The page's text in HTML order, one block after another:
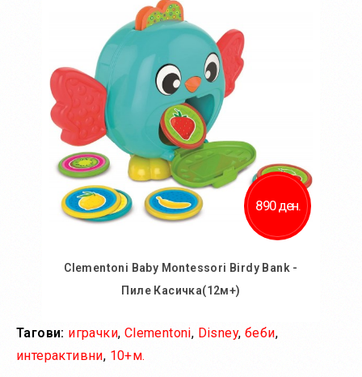
Додај во желби
Додај за споредба
890 ден.
Clementoni Baby Montessori Birdy Bank -
Пиле Касичка(12м+)
Во кошничка
Тагови: играчки, Clementoni, Disney, беби,
интерактивни, 10+м.